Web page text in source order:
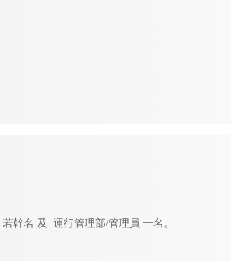
若幹名 及 運行管理部/管理員 一名。